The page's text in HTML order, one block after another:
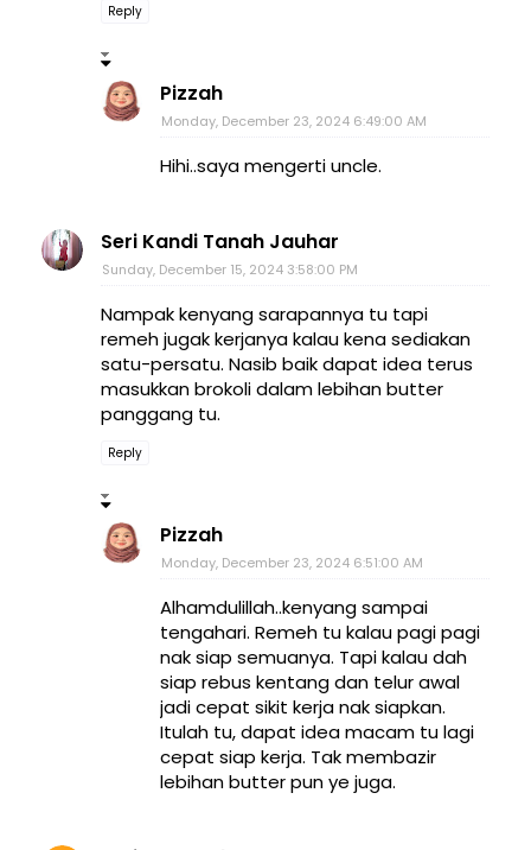
Reply
Pizzah
Monday, December 23, 2024 6:49:00 AM
Hihi..saya mengerti uncle.
Seri Kandi Tanah Jauhar
Sunday, December 15, 2024 3:58:00 PM
Nampak kenyang sarapannya tu tapi
remeh jugak kerjanya kalau kena sediakan
satu-persatu. Nasib baik dapat idea terus
masukkan brokoli dalam lebihan butter
panggang tu.
Reply
Pizzah
Monday, December 23, 2024 6:51:00 AM
Alhamdulillah..kenyang sampai
tengahari. Remeh tu kalau pagi pagi
nak siap semuanya. Tapi kalau dah
siap rebus kentang dan telur awal
jadi cepat sikit kerja nak siapkan.
Itulah tu, dapat idea macam tu lagi
cepat siap kerja. Tak membazir
lebihan butter pun ye juga.